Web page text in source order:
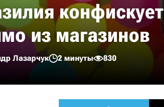
из магазинов
Лазарчук 2 минуты 830